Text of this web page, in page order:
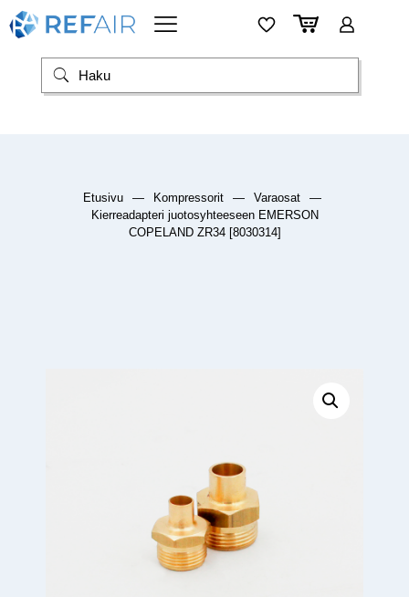
Etusivu — Kompressorit — Varaosat
—
Kierreadapteri juotosyhteeseen EMERSON
COPELAND ZR34 [8030314]